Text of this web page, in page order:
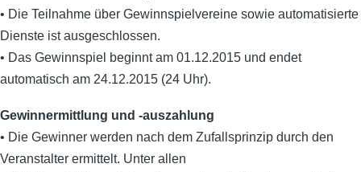
• Die Teilnahme über Gewinnspielvereine sowie automatisierte
Dienste ist ausgeschlossen.
• Das Gewinnspiel beginnt am 01.12.2015 und endet
automatisch am 24.12.2015 (24 Uhr).
Gewinnermittlung und -auszahlung
• Die Gewinner werden nach dem Zufallsprinzip durch den
Veranstalter ermittelt. Unter allen